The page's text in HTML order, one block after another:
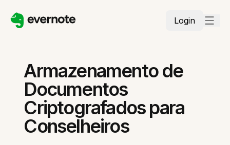
Login
Armazenamento de
Documentos
Criptografados para
Conselheiros